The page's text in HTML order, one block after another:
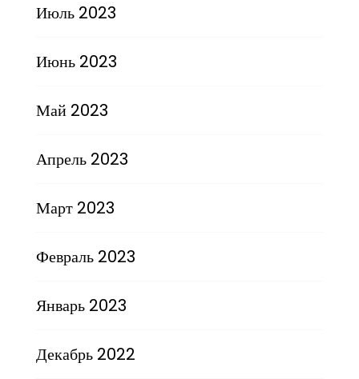
Июль 2023
Июнь 2023
Май 2023
Апрель 2023
Март 2023
Февраль 2023
Январь 2023
Декабрь 2022